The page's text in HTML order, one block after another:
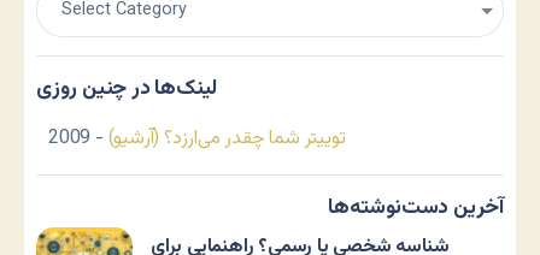
لینک‌ها در چنین روزی
توییتر شما چقدر می‌ارزد؟ (آرشیو) - 2009
آخرین دست‌نوشته‌ها
شناسه شخصی یا رسمی؟ راهنمایی برای